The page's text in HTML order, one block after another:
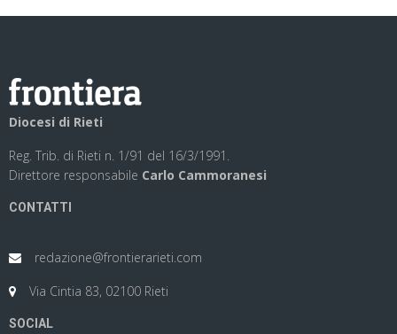
Diocesi di Rieti
Reg. Trib. di Rieti n. 1/91 del 16/3/1991.
Direttore responsabile Carlo Cammoranesi
CONTATTI
redazione@frontierarieti.com
Via Cintia 83, 02100 Rieti
SOCIAL